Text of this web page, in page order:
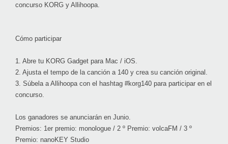
concurso KORG y Allihoopa.
Cómo participar
1. Abre tu KORG Gadget para Mac / iOS.
2. Ajusta el tempo de la canción a 140 y crea su canción original.
3. Súbela a Allihoopa con el hashtag #korg140 para participar en el
concurso.
Los ganadores se anunciarán en Junio.
Premios: 1er premio: monologue / 2 º Premio: volcaFM / 3 º
Premio: nanoKEY Studio